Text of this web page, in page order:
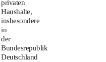
privaten
Haushalte,
insbesondere
in
der
Bundesrepublik
Deutschland